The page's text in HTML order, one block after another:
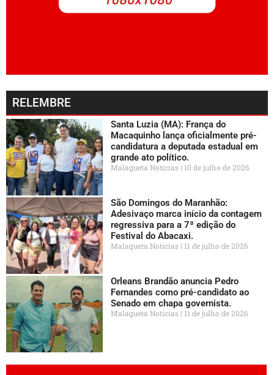
RELEMBRE
Santa Luzia (MA): França do
Macaquinho lança oficialmente pré-
candidatura a deputada estadual em
grande ato político.
Malagueta Notícias 10 de julho de 2026
São Domingos do Maranhão:
Adesivaço marca início da contagem
regressiva para a 7ª edição do
Festival do Abacaxi.
Malagueta Notícias 11 de julho de 2026
Orleans Brandão anuncia Pedro
Fernandes como pré-candidato ao
Senado em chapa governista.
Malagueta Notícias 11 de julho de 2026